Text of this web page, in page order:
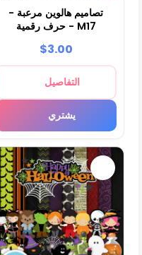
تصاميم هالوين مرعبة -
حرف رقمية - M17
$3.00
التفاصيل
يشتري